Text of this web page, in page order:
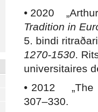
• 2020
Tradition in
5. bindi
1270-1530.
universitaires
• 2012 „The
307–330.